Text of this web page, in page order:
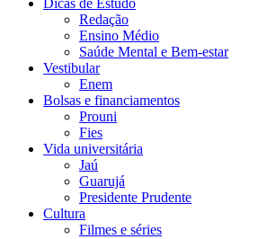
Dicas de Estudo
Redação
Ensino Médio
Saúde Mental e Bem-estar
Vestibular
Enem
Bolsas e financiamentos
Prouni
Fies
Vida universitária
Jaú
Guarujá
Presidente Prudente
Cultura
Filmes e séries